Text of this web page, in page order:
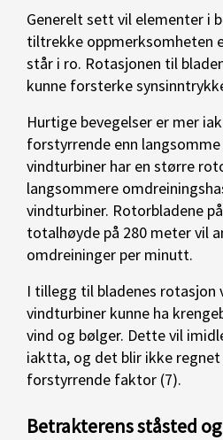
Generelt sett vil elementer i
tiltrekke oppmerksomheten
står i ro. Rotasjonen til
kunne forsterke
Hurtige bevegelser er mer
forstyrrende enn
vindturbiner har en større
langsommere
vindturbiner. Rotorbladene
totalhøyde på 280 meter vil
omdreininger per minutt.
I tillegg til bladenes rotasjon
vindturbiner kunne ha
vind og bølger. Dette vil
iaktta, og det blir ikke
forstyrrende faktor (7).
Betrakterens ståsted